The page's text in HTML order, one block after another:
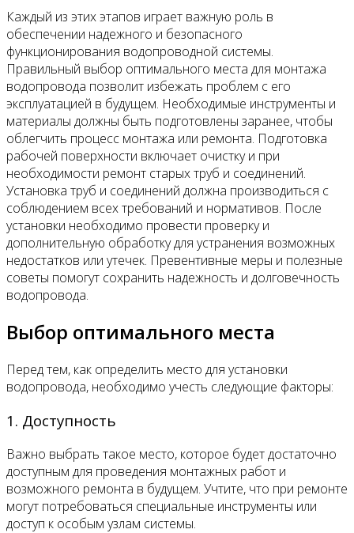
Каждый из этих этапов играет важную роль в
обеспечении надежного и безопасного
функционирования водопроводной системы.
Правильный выбор оптимального места для монтажа
водопровода позволит избежать проблем с его
эксплуатацией в будущем. Необходимые инструменты и
материалы должны быть подготовлены заранее, чтобы
облегчить процесс монтажа или ремонта. Подготовка
рабочей поверхности включает очистку и при
необходимости ремонт старых труб и соединений.
Установка труб и соединений должна производиться с
соблюдением всех требований и нормативов. После
установки необходимо провести проверку и
дополнительную обработку для устранения возможных
недостатков или утечек. Превентивные меры и полезные
советы помогут сохранить надежность и долговечность
водопровода.
Выбор оптимального места
Перед тем, как определить место для установки
водопровода, необходимо учесть следующие факторы:
1. Доступность
Важно выбрать такое место, которое будет достаточно
доступным для проведения монтажных работ и
возможного ремонта в будущем. Учтите, что при ремонте
могут потребоваться специальные инструменты или
доступ к особым узлам системы.